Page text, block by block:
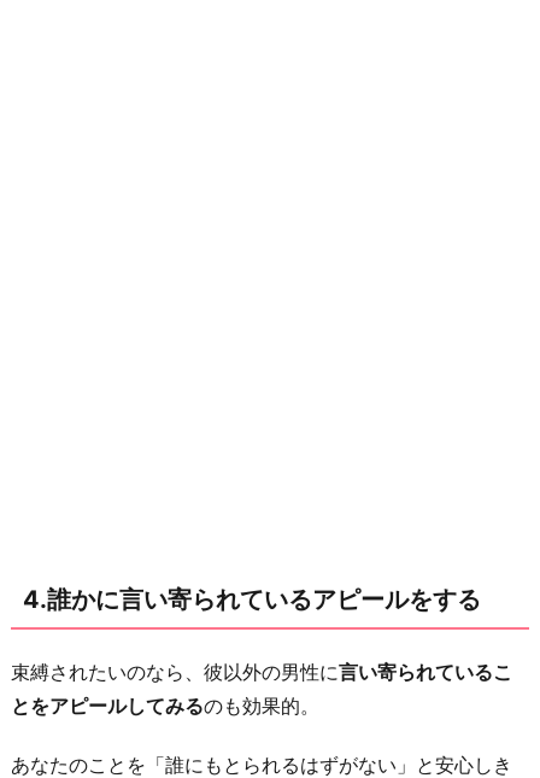
4.誰かに言い寄られているアピールをする
束縛されたいのなら、彼以外の男性に言い寄られているこ
とをアピールしてみるのも効果的。
あなたのことを「誰にもとられるはずがない」と安心しき